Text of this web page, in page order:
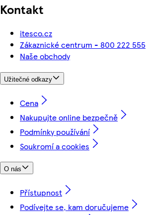
Kontakt
itesco.cz
Zákaznické centrum - 800 222 555
Naše obchody
Užitečné odkazy
Cena
Nakupujte online bezpečně
Podmínky používání
Soukromí a cookies
O nás
Přístupnost
Podívejte se, kam doručujeme